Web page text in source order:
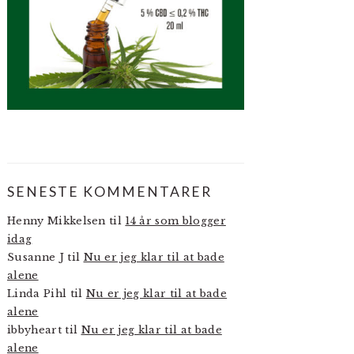
SENESTE KOMMENTARER
Henny Mikkelsen til 14 år som blogger
idag
Susanne Jtil Nu er jeg klar til at bade
alene
Linda Pihl til Nu er jeg klar til at bade
alene
ibbyhearttil Nu er jeg klar til at bade
alene